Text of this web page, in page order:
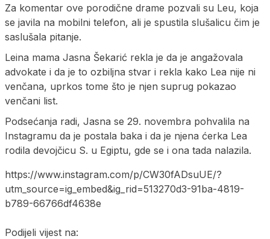
Za komentar ove porodične drame pozvali su Leu, koja
se javila na mobilni telefon, ali je spustila slušalicu čim je
saslušala pitanje.
Leina mama Jasna Šekarić rekla je da je angažovala
advokate i da je to ozbiljna stvar i rekla kako Lea nije ni
venčana, uprkos tome što je njen suprug pokazao
venčani list.
Podsećanja radi, Jasna se 29. novembra pohvalila na
Instagramu da je postala baka i da je njena ćerka Lea
rodila devojčicu S. u Egiptu, gde se i ona tada nalazila.
https://www.instagram.com/p/CW30fADsuUE/?
utm_source=ig_embed&ig_rid=513270d3-91ba-4819-
b789-66766df4638e
Podijeli vijest na: